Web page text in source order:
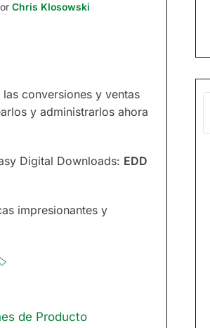
Chris Klosowski
conversiones y ventas
y administrarlos ahora
Digital Downloads: EDD
impresionantes y
de Producto